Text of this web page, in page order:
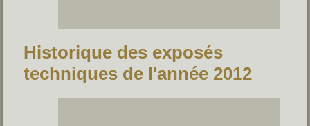
Historique des exposés
techniques de l'année 2012